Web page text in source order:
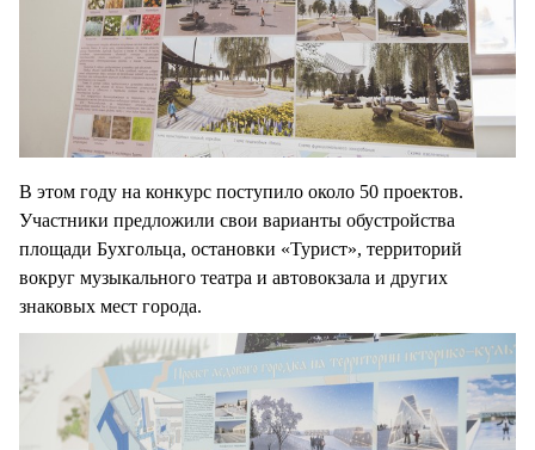
В этом году на конкурс поступило около 50 проектов.
Участники предложили свои варианты обустройства
площади Бухгольца, остановки «Турист», территорий
вокруг музыкального театра и автовокзала и других
знаковых мест города.